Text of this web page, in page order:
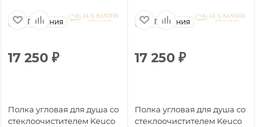
Германия
17 250 ₽
Полка угловая для душа со
стеклоочистителем Keuco
Германия
17 250 ₽
Полка угловая для душа со
стеклоочистителем Keuco